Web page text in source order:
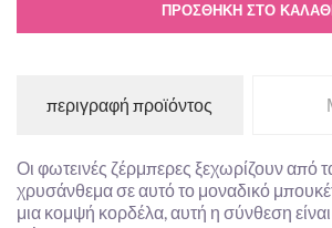
ΠΡΟΣΘΉΚΗ ΣΤΟ
περιγραφή προϊόντος
Οι φωτεινές ζέρμπερες ξεχωρίζουν από
χρυσάνθεμα σε αυτό το μοναδικό
μια κομψή κορδέλα, αυτή η σύνθεση